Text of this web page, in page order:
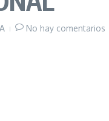
No hay comentarios